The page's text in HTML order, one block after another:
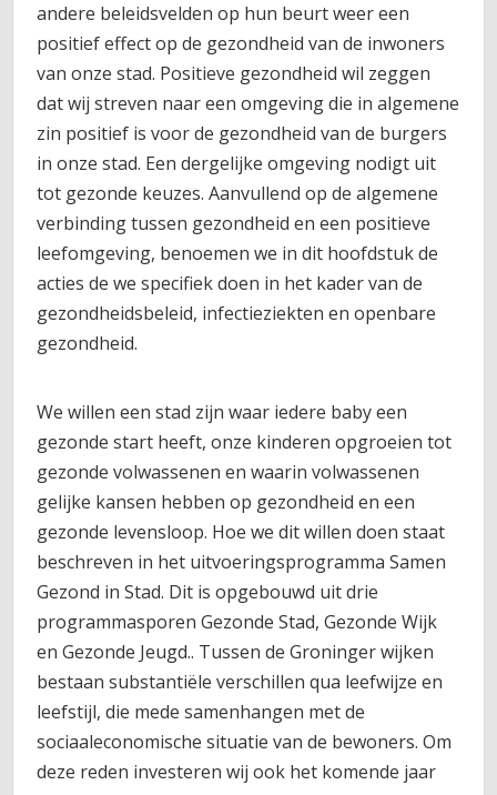
andere beleidsvelden op hun beurt weer een
positief effect op de gezondheid van de inwoners
van onze stad. Positieve gezondheid wil zeggen
dat wij streven naar een omgeving die in algemene
zin positief is voor de gezondheid van de burgers
in onze stad. Een dergelijke omgeving nodigt uit
tot gezonde keuzes. Aanvullend op de algemene
verbinding tussen gezondheid en een positieve
leefomgeving, benoemen we in dit hoofdstuk de
acties de we specifiek doen in het kader van de
gezondheidsbeleid, infectieziekten en openbare
gezondheid.
We willen een stad zijn waar iedere baby een
gezonde start heeft, onze kinderen opgroeien tot
gezonde volwassenen en waarin volwassenen
gelijke kansen hebben op gezondheid en een
gezonde levensloop. Hoe we dit willen doen staat
beschreven in het uitvoeringsprogramma Samen
Gezond in Stad. Dit is opgebouwd uit drie
programmasporen Gezonde Stad, Gezonde Wijk
en Gezonde Jeugd.. Tussen de Groninger wijken
bestaan substantiële verschillen qua leefwijze en
leefstijl, die mede samenhangen met de
sociaaleconomische situatie van de bewoners. Om
deze reden investeren wij ook het komende jaar